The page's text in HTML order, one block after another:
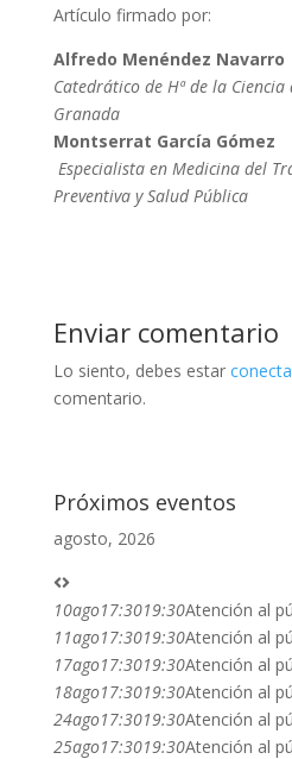
Artículo firmado por:
Alfredo Menéndez Navarro
Catedrático de Hª de la
Granada
Montserrat García Gómez
Especialista en Medicina del
Preventiva y Salud Pública
Enviar comentario
Lo siento, debes estar
comentario.
Próximos eventos
agosto, 2026
10ago17:3019:30Atención al
11ago17:3019:30Atención al
17ago17:3019:30Atención al
18ago17:3019:30Atención al
24ago17:3019:30Atención al
25ago17:3019:30Atención al